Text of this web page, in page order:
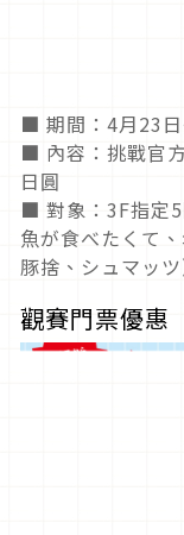
■ 期間：4月23
■ 內容：挑戰官
日圓
■ 對象：3F指定
魚が食べたくて
豚捨、シュマッツ
觀賽門票優惠